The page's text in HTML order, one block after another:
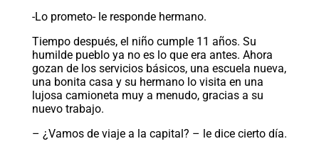
-Lo prometo- le responde hermano.
Tiempo después, el niño cumple 11 años. Su
humilde pueblo ya no es lo que era antes. Ahora
gozan de los servicios básicos, una escuela nueva,
una bonita casa y su hermano lo visita en una
lujosa camioneta muy a menudo, gracias a su
nuevo trabajo.
– ¿Vamos de viaje a la capital? – le dice cierto día.